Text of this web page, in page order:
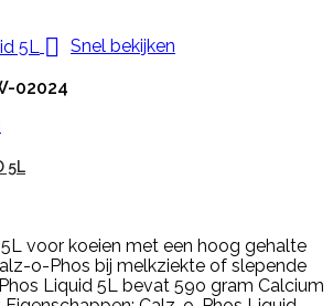
 Snel bekijken
02024
5L
voor koeien met een hoog gehalte
o-Phos bij melkziekte of slepende
Liquid 5L bevat 59o gram Calcium